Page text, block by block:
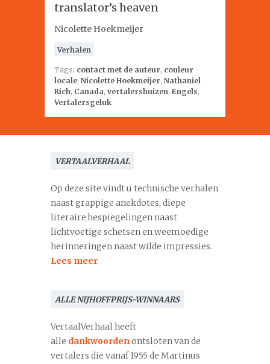
translator’s heaven
Nicolette Hoekmeijer
Verhalen
Tags: contact met de auteur, couleur
locale, Nicolette Hoekmeijer, Nathaniel
Rich, Canada, vertalershuizen, Engels,
Vertalersgeluk
VERTAALVERHAAL
Op deze site vindt u technische verhalen
naast grappige anekdotes, diepe
literaire bespiegelingen naast
lichtvoetige schetsen en weemoedige
herinneringen naast wilde impressies.
Lees meer
ALLE NIJHOFFPRIJS-WINNAARS
VertaalVerhaal heeft
alle dankwoordenontsloten van de
vertalers die vanaf 1955 de Martinus